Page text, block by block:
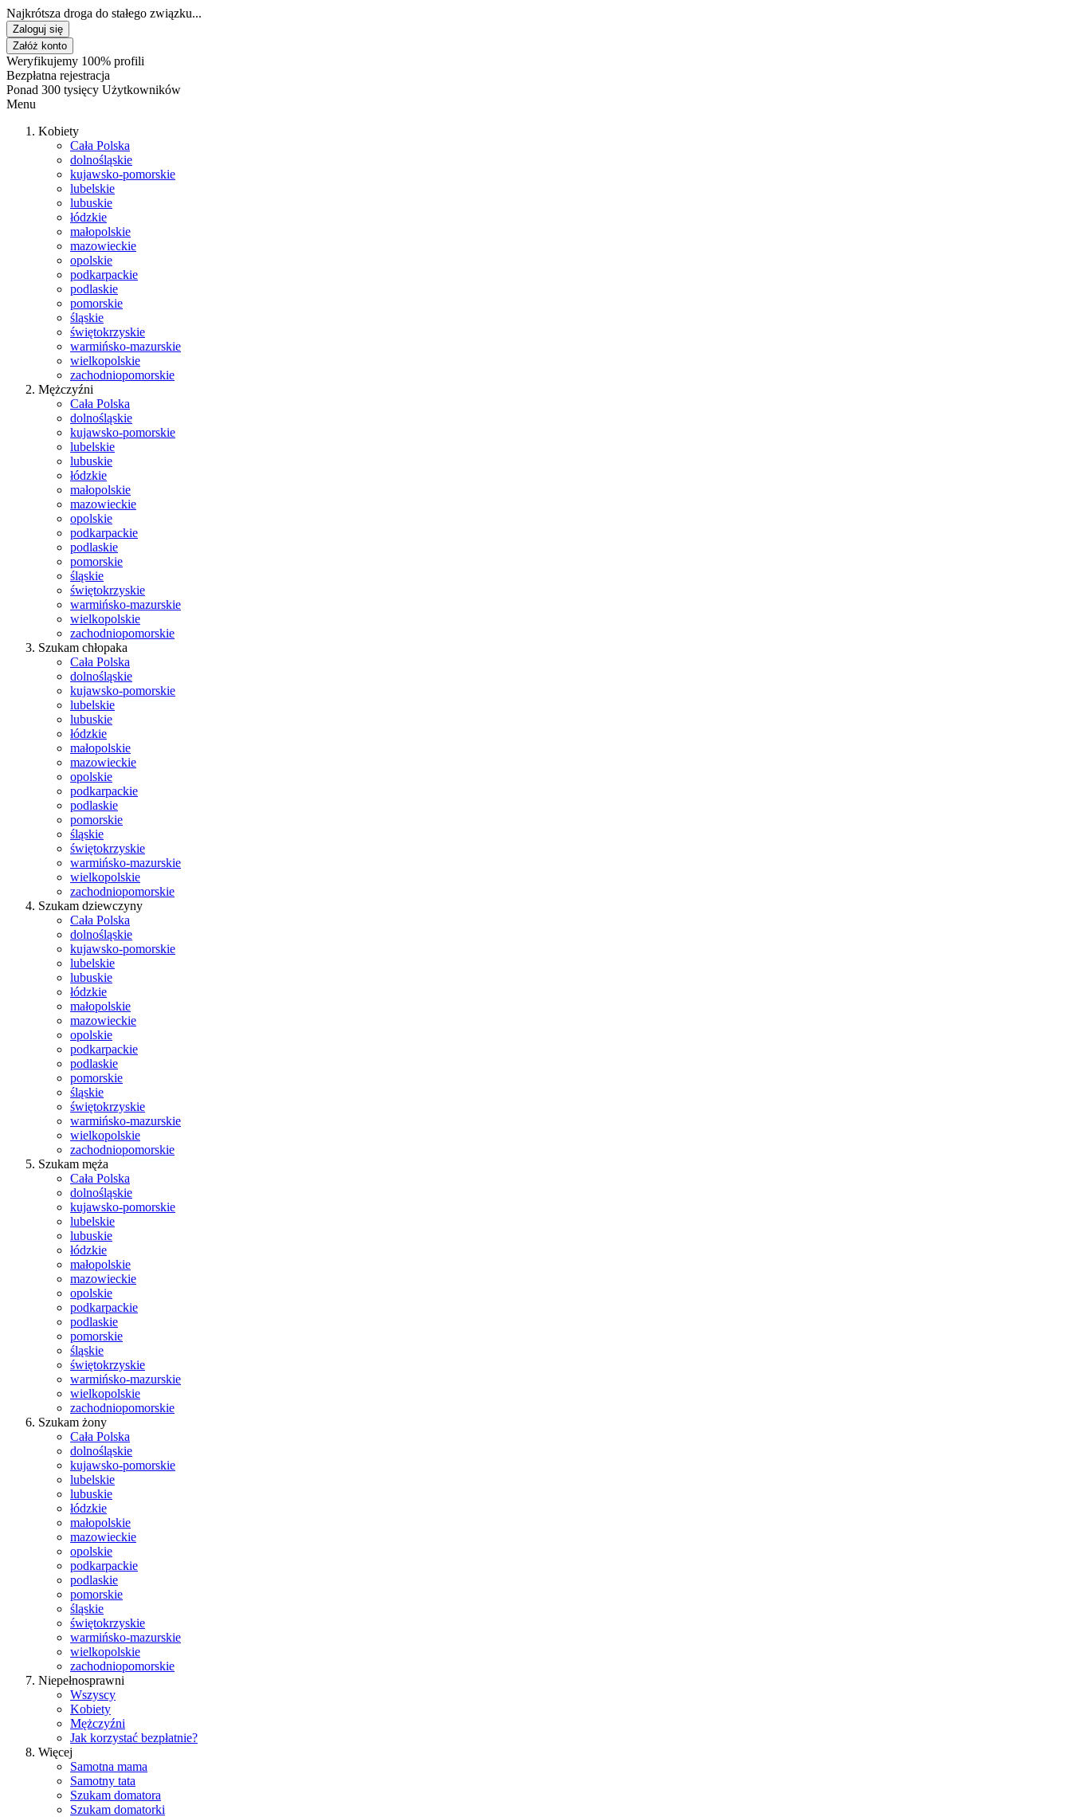
Najkrótsza droga do stałego związku...
Zaloguj się
Załóż konto
Weryfikujemy 100% profili
Bezpłatna rejestracja
Ponad 300 tysięcy Użytkowników
Menu
Kobiety
Cała Polska
dolnośląskie
kujawsko-pomorskie
lubelskie
lubuskie
łódzkie
małopolskie
mazowieckie
opolskie
podkarpackie
podlaskie
pomorskie
śląskie
świętokrzyskie
warmińsko-mazurskie
wielkopolskie
zachodniopomorskie
Mężczyźni
Cała Polska
dolnośląskie
kujawsko-pomorskie
lubelskie
lubuskie
łódzkie
małopolskie
mazowieckie
opolskie
podkarpackie
podlaskie
pomorskie
śląskie
świętokrzyskie
warmińsko-mazurskie
wielkopolskie
zachodniopomorskie
Szukam chłopaka
Cała Polska
dolnośląskie
kujawsko-pomorskie
lubelskie
lubuskie
łódzkie
małopolskie
mazowieckie
opolskie
podkarpackie
podlaskie
pomorskie
śląskie
świętokrzyskie
warmińsko-mazurskie
wielkopolskie
zachodniopomorskie
Szukam dziewczyny
Cała Polska
dolnośląskie
kujawsko-pomorskie
lubelskie
lubuskie
łódzkie
małopolskie
mazowieckie
opolskie
podkarpackie
podlaskie
pomorskie
śląskie
świętokrzyskie
warmińsko-mazurskie
wielkopolskie
zachodniopomorskie
Szukam męża
Cała Polska
dolnośląskie
kujawsko-pomorskie
lubelskie
lubuskie
łódzkie
małopolskie
mazowieckie
opolskie
podkarpackie
podlaskie
pomorskie
śląskie
świętokrzyskie
warmińsko-mazurskie
wielkopolskie
zachodniopomorskie
Szukam żony
Cała Polska
dolnośląskie
kujawsko-pomorskie
lubelskie
lubuskie
łódzkie
małopolskie
mazowieckie
opolskie
podkarpackie
podlaskie
pomorskie
śląskie
świętokrzyskie
warmińsko-mazurskie
wielkopolskie
zachodniopomorskie
Niepełnosprawni
Wszyscy
Kobiety
Mężczyźni
Jak korzystać bezpłatnie?
Więcej
Samotna mama
Samotny tata
Szukam domatora
Szukam domatorki